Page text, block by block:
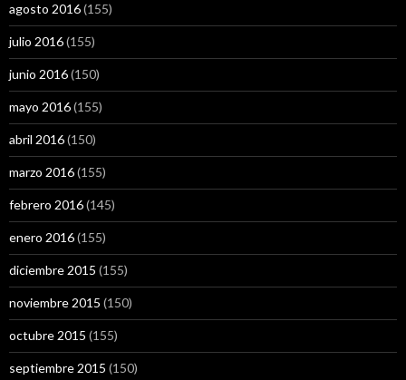
agosto 2016(155)
julio 2016(155)
junio 2016(150)
mayo 2016(155)
abril 2016(150)
marzo 2016(155)
febrero 2016(145)
enero 2016(155)
diciembre 2015 (155)
noviembre 2015 (150)
octubre 2015 (155)
septiembre 2015 (150)